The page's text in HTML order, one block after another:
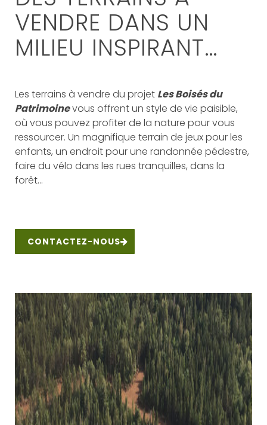
VENDRE DANS UN
MILIEU INSPIRANT…
Les terrains à vendre du projet Les Boisés du
Patrimoinevous offrent un style de vie paisible,
où vous pouvez profiter de la nature pour vous
ressourcer. Un magnifique terrain de jeux pour les
enfants, un endroit pour une randonnée pédestre,
faire du vélo dans les rues tranquilles, dans la
forêt…
CONTACTEZ-NOUS